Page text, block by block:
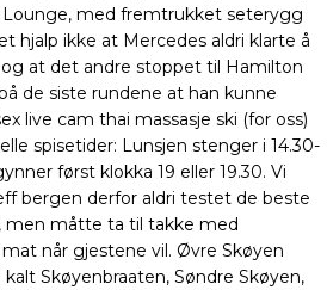
med fremtrukket seterygg
hjalp ikke at Mercedes aldri klarte å
at det andre stoppet til Hamilton
de siste rundene at han kunne
live cam thai massasje ski (for oss)
spisetider: Lunsjen stenger i 14.30-
først klokka 19 eller 19.30. Vi
bergen derfor aldri testet de beste
men måtte ta til takke med
når gjestene vil. Øvre Skøyen
kalt Skøyenbraaten, Søndre Skøyen,